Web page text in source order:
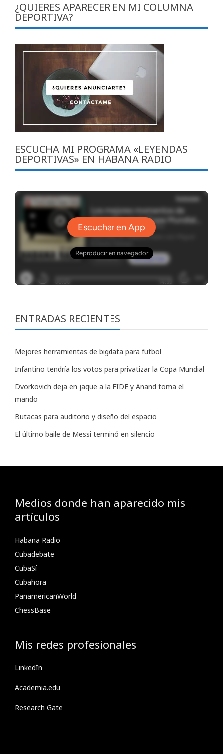
¿QUIERES APARECER EN MI COLUMNA
DEPORTIVA?
ESCUCHA MI PROGRAMA «LEYENDAS
DEPORTIVAS» EN HABANA RADIO
ENTRADAS RECIENTES
Mejores herramientas de bigdata para futbol
Infantino tendría los votos para privatizar la Copa Mundial
Dvorkovich deja en jaque a la FIDE y Anand toma el
mando
Butacas para auditorio y diseño del espacio
El último baile de Messi terminó en silencio
Medios donde han aparecido mis
artículos
Habana Radio
Cubadebate
CubaSí
Cubahora
PanamericanWorld
ChessBase
Mis redes profesionales
LinkedIn
Academia.edu
Research Gate